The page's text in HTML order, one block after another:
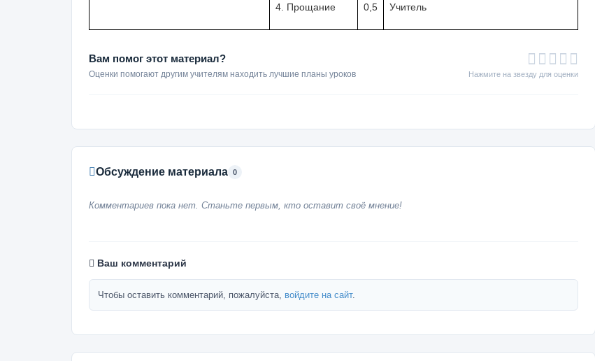
4. Прощание 0,5 Учитель
Вам помог этот материал?
Оценки помогают другим учителям находить лучшие планы уроков Нажмите на звезду для оценки
Обсуждение материала 0
Комментариев пока нет. Станьте первым, кто оставит своё мнение!
Ваш комментарий
Чтобы оставить комментарий, пожалуйста, войдите на сайт.